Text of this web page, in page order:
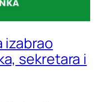
izabrao
sekretara i